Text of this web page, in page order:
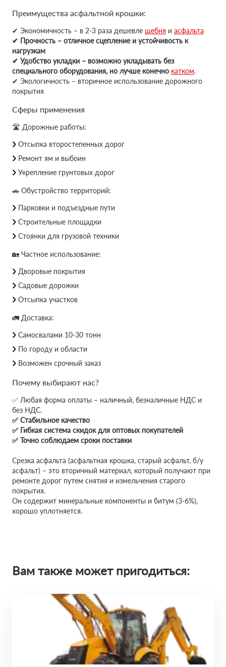
Преимущества асфальтной крошки:
✔ Экономичность – в 2-3 раза дешевле щебня и асфальта
✔ Прочность – отличное сцепление и устойчивость к
нагрузкам
✔ Удобство укладки – возможно укладывать без
специального оборудования, но лучше конечно катком.
✔ Экологичность – вторичное использование дорожного
покрытия
Сферы применения
🛣 Дорожные работы:
Отсыпка второстепенных дорог
Ремонт ям и выбоин
Укрепление грунтовых дорог
🚗 Обустройство территорий:
Парковки и подъездные пути
Строительные площадки
Стоянки для грузовой техники
🏡 Частное использование:
Дворовые покрытия
Садовые дорожки
Отсыпка участков
🚛 Доставка:
Самосвалами 10-30 тонн
По городу и области
Возможен срочный заказ
Почему выбирают нас?
✅ Любая форма оплаты – наличный, безналичные НДС и
без НДС.
✅ Стабильное качество
✅ Гибкая система скидок для оптовых покупателей
✅ Точно соблюдаем сроки поставки
Срезка асфальта (асфальтная крошка, старый асфальт, б/у
асфальт) – это вторичный материал, который получают при
ремонте дорог путем снятия и измельчения старого
покрытия.
Он содержит минеральные компоненты и битум (3-6%),
хорошо уплотняется.
Вам также может пригодиться: